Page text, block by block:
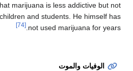
marijuana is less addictive but not
and students. He himself has
not used marijuana for years.
[74]
الوفيات والموت